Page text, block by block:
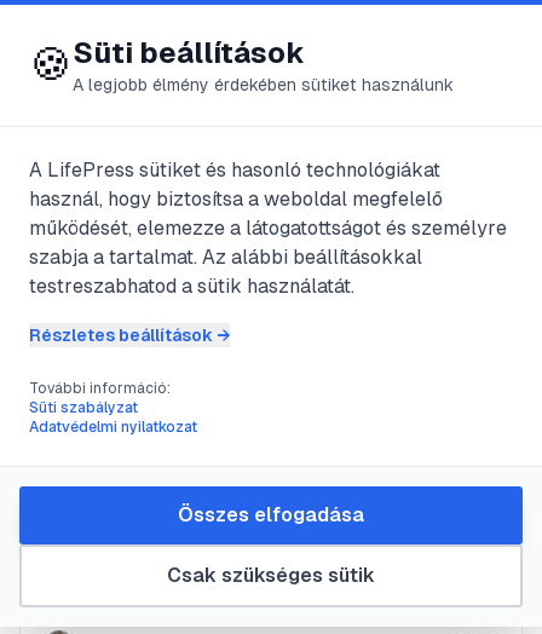
😍 LifePress
🏷️#lazac
4cikk található ezzel a címkével
A Fehér lazac és a Pénzes pér
halak#lazac
A Lazac és a Szivárványos
pisztráng
🍪Süti beállítások
A legjobb élmény érdekében sütiket használunk
A LifePress sütiket és hasonló technológiákat
használ, hogy biztosítsa a weboldal megfelelő
működését, elemezze a látogatottságot és személyre
szabja a tartalmat. Az alábbi beállításokkal
testreszabhatod a sütik használatát.
Részletes beállítások →
További információ:
Süti szabályzat
Adatvédelmi nyilatkozat
Csak szükséges sütik
Összes elfogadása